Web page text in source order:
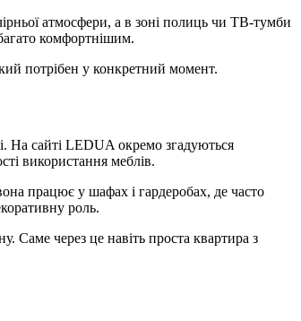
атмосфери, а в зоні полиць чи ТВ-тумби
комфортнішим.
потрібен у конкретний момент.
На сайті LEDUA окремо згадуються
використання меблів.
працює у шафах і гардеробах, де часто
роль.
Саме через це навіть проста квартира з